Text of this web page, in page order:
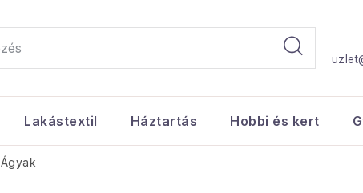
Lakástextil Háztartás Hobbi és kert
Ágyak